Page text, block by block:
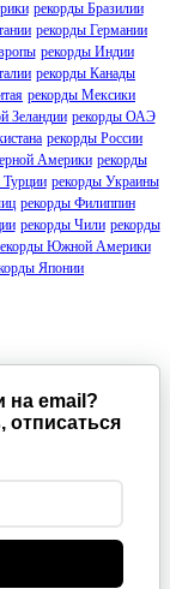
рекорды Бразилии
рекорды Германии
рекорды Индии
рекорды Канады
рекорды Мексики
Зеландии рекорды ОАЭ
рекорды России
Америки рекорды
Турции рекорды Украины
рекорды Филиппин
рекорды Чили рекорды
Южной Америки
Японии
на email?
отписаться